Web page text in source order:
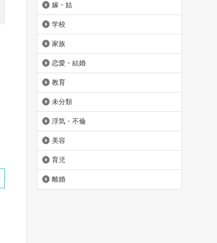
嫁・姑
学校
家族
恋愛・結婚
教育
未分類
浮気・不倫
美容
育児
離婚